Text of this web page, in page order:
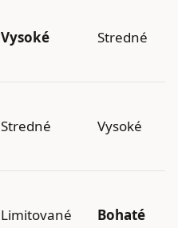
Vysoké Stredné
Stredné Vysoké
Limitované Bohaté